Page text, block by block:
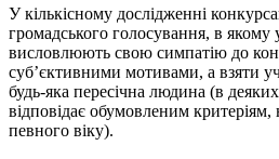
У кількісному дослідженні
громадського голосування, в
висловлюють свою симпатію до
суб’єктивними мотивами, а взяти
будь-яка пересічна людина (в
відповідає обумовленим критеріям,
певного віку).